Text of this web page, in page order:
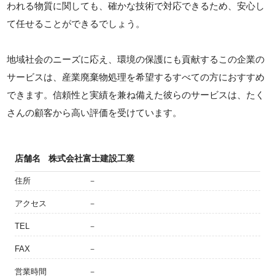
われる物質に関しても、確かな技術で対応できるため、安心し
て任せることができるでしょう。
地域社会のニーズに応え、環境の保護にも貢献するこの企業の
サービスは、産業廃棄物処理を希望するすべての方におすすめ
できます。信頼性と実績を兼ね備えた彼らのサービスは、たく
さんの顧客から高い評価を受けています。
店舗名 株式会社富士建設工業
住所 －
アクセス －
TEL －
FAX －
営業時間 －